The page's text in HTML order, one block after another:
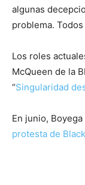
algunas
problema.
Los roles
McQueen de la
“Singularidad
En junio,
protesta de